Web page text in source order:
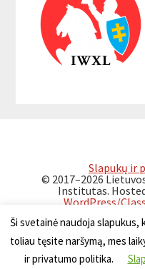
Slapukų ir
© 2017–2026
Institutas.
WordPress/
Ši svetainė naudoja
toliau tęsite naršymą, mes
ir privatumo politika.